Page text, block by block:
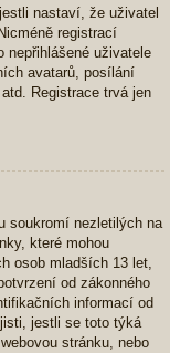
nastaví, že uživatel
registrací
uživatele
avatarů, posílání
Registrace trvá jen
soukromí nezletilých na
které mohou
osob mladších 13 let,
od zákonného
informací od
jestli se toto týká
stránku, nebo